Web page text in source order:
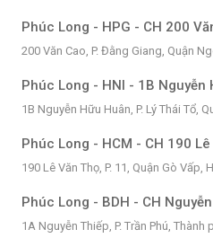
Phúc Long - HPG - CH 200
200 Văn Cao, P. Đằng Giang, Quận
Phúc Long - HNI - 1B Nguyễn
1B Nguyễn Hữu Huân, P. Lý Thái Tổ,
Phúc Long - HCM - CH 190 Lê
190 Lê Văn Thọ, P. 11, Quận Gò Vấp,
Phúc Long - BDH - CH
1A Nguyễn Thiếp, P. Trần Phú, Thành